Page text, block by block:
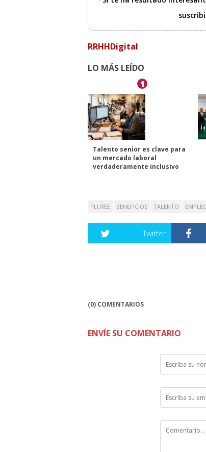
RRHHDigital
LO MÁS LEÍDO
1
Talento senior es clave para
un mercado laboral
verdaderamente inclusivo
PLUXEE BENEFICIOS TALENTO
Twitter
(0) COMENTARIOS
ENVÍE SU COMENTARIO